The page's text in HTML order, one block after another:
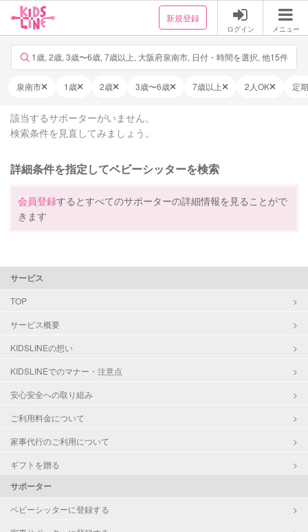
新規登録
ログイン メニュー
1歳, 2歳, 3歳〜6歳, 7歳以上, 大阪府泉南市, 日付・時間を選択, 他15件
泉南市 1歳 2歳 3歳〜6歳 7歳以上 2人OK 定
該当するサポーターがいません。
検索条件を見直してみましょう。
詳細条件を指定してベビーシッターを検索
会員登録するとすべてのサポーターの詳細情報を見ることがで
きます
サービス
TOP
サービス概要
KIDSLINEの想い
KIDSLINEでのマナー・注意点
安心安全への取り組み
ご利用料金について
家事代行のご利用について
ギフトを贈る
サポーター
ベビーシッターに登録する